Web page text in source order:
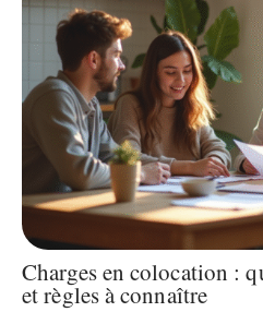
Charges en colocation :
et règles à connaître